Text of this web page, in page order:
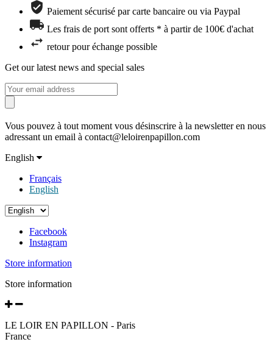
Paiement sécurisé par carte bancaire ou via Paypal
Les frais de port sont offerts * à partir de 100€ d'achat
retour pour échange possible
Get our latest news and special sales
Vous pouvez à tout moment vous désinscrire à la newsletter en nous
adressant un email à contact@leloirenpapillon.com
English
Français
English
Facebook
Instagram
Store information
Store information
LE LOIR EN PAPILLON - Paris
France